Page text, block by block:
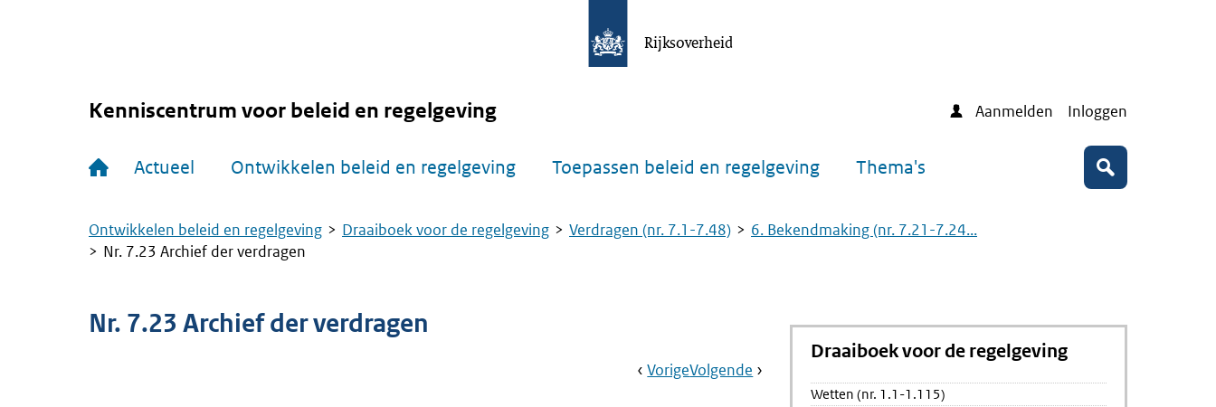
Rijksoverheid
Kenniscentrum voor beleid en regelgeving Aanmelden Inloggen
Actueel Ontwikkelen beleid en regelgeving Toepassen beleid en regelgeving Thema's Zoeken
Kruimelpad
Ontwikkelen beleid en regelgeving Draaiboek voor de regelgeving Verdragen (nr. 7.1-7.48)
6. Bekendmaking (nr. 7.21-7.24...
Nr. 7.23 Archief der verdragen
Nr. 7.23 Archief der verdragen
Book
Ga
VorigePagina:
Ga
Volgende Pagina:
Draaiboek voor de regelgeving
Wetten (nr. 1.1-1.115)